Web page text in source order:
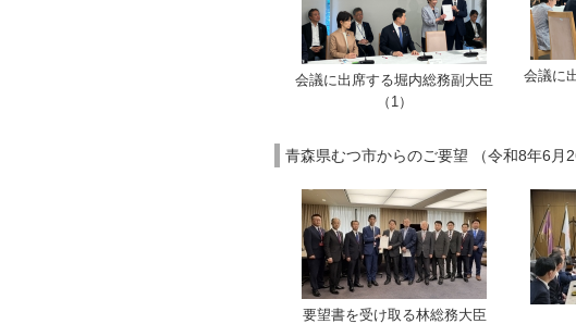
会議に出席する堀内総務副大臣
（1）
会議に
青森県むつ市からのご要望 （令和8年6月
要望書を受け取る林総務大臣